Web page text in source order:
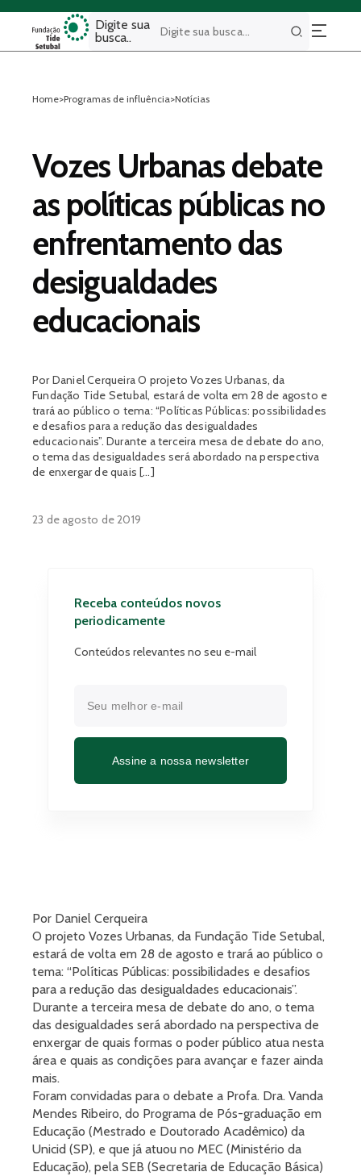
Digite sua
busca..
Buscar
Home>Programas de influência>Notícias
Vozes Urbanas debate
as políticas públicas no
enfrentamento das
desigualdades
educacionais
Por Daniel Cerqueira O projeto Vozes Urbanas, da
Fundação Tide Setubal, estará de volta em 28 de agosto e
trará ao público o tema: “Políticas Públicas: possibilidades
e desafios para a redução das desigualdades
educacionais”. Durante a terceira mesa de debate do ano,
o tema das desigualdades será abordado na perspectiva
de enxergar de quais […]
23 de agosto de 2019
Por Daniel Cerqueira
O projeto Vozes Urbanas, da Fundação Tide Setubal,
estará de volta em 28 de agosto e trará ao público o
tema: “Políticas Públicas: possibilidades e desafios
para a redução das desigualdades educacionais”.
Durante a terceira mesa de debate do ano, o tema
das desigualdades será abordado na perspectiva de
enxergar de quais formas o poder público atua nesta
área e quais as condições para avançar e fazer ainda
mais.
Foram convidadas para o debate a Profa. Dra. Vanda
Mendes Ribeiro, do Programa de Pós-graduação em
Educação (Mestrado e Doutorado Acadêmico) da
Unicid (SP), e que já atuou no MEC (Ministério da
Educação), pela SEB (Secretaria de Educação Básica)
Receba conteúdos novos
periodicamente
Conteúdos relevantes no seu e-mail
Assine a nossa newsletter